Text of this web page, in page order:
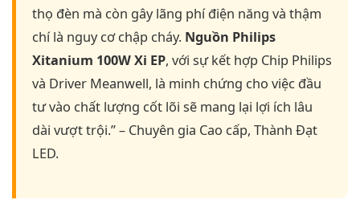
thọ đèn mà còn gây lãng phí điện năng và thậm
chí là nguy cơ chập cháy. Nguồn Philips
Xitanium 100W Xi EP, với sự kết hợp Chip Philips
và Driver Meanwell, là minh chứng cho việc đầu
tư vào chất lượng cốt lõi sẽ mang lại lợi ích lâu
dài vượt trội.” – Chuyên gia Cao cấp, Thành Đạt
LED.